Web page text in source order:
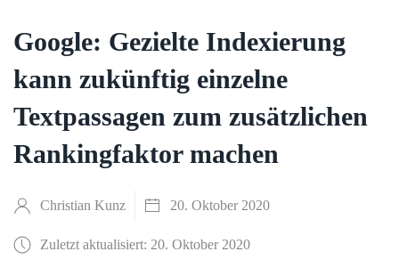
Google: Gezielte Indexierung
kann zukünftig einzelne
Textpassagen zum zusätzlichen
Rankingfaktor machen
Christian Kunz 20. Oktober 2020
Zuletzt aktualisiert: 20. Oktober 2020